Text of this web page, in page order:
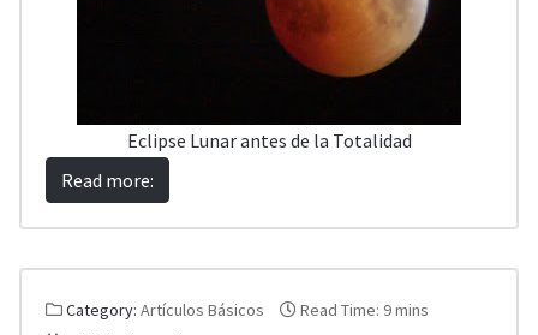
Eclipse Lunar antes de la Totalidad
Read more:
Category: Artículos Básicos
Read Time: 9 mins